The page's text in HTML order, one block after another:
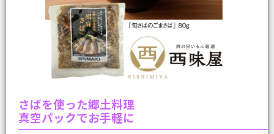
さばを使った郷土料理
真空パックでお手軽に